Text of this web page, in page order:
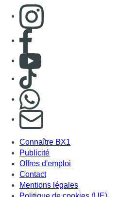
Consulter page Instagram
Consulter page Facebook
Consulter Youtube
Consulter TikTok
S'abonner à notre newsletter
Connaître BX1
Publicité
Offres d'emploi
Contact
Mentions légales